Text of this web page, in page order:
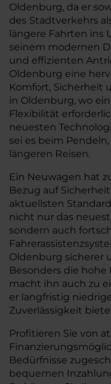
Oldenburg, da er
des Stadtverkehrs
längere Fahrten ins
seinem modernen
und effizienten
Oldenburg eine
Komfort, Sicherheit
in Oldenburg, wo
Flexibilität
neuesten
sei es beim
längeren Reisen.
Ein Neuwagen hat
Bezug auf
aktuellsten
nicht nur das
sondern auch
Oldenburg sicherer
Besonders die hohe
macht ihn auch zu
er langfristig
Zuverlässigkeit
Profitieren Sie von
Bedürfnisse
bequemen